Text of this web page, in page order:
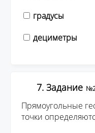
градусы
дециметры
7. Задание
Прямоугольные
точки